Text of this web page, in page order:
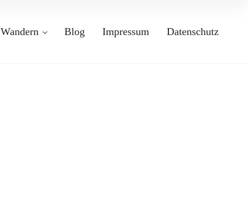
Wandern Blog Impressum Datenschutz